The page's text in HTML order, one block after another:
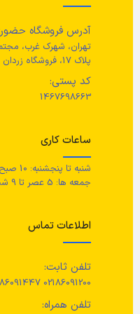
جنس سطح میز و
تخته خرده چوب، روکش بلوط، بلوط
جامد، لاک اکریلیک شفاف، لاک
اکریلیک شفاف
مواد اولیه صندلی
چوب جامد، چسب
تمام اجزا رنگ آکریلیک
آدرس فروشگاه
تهران، شهرک غرب،
پلاک 17، فروشگاه زردان
کد پستی:
1467698663
ساعات کاری
شنبه تا پنجشنبه: 10 صبح تا 9 شب
جمعه ها: 5 عصر تا 9 شب
اطلاعات تماس
تلفن ثابت:
02186091200 02186091447
تلفن همراه: